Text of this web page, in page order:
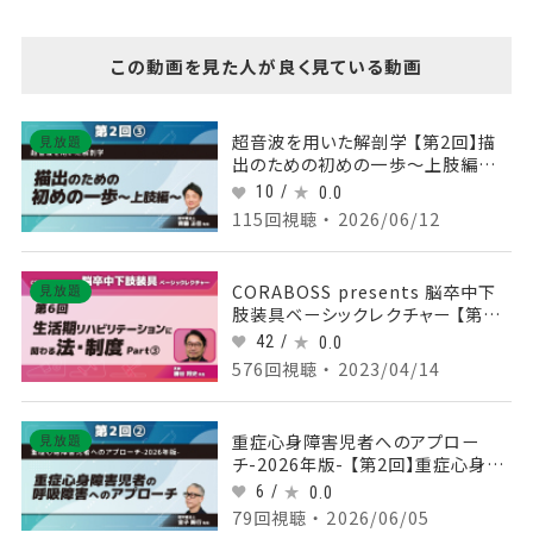
この動画を見た人が良く見ている動画
見放題
超音波を用いた解剖学 【第2回】描
出のための初めの一歩～上肢編～
Part③肩周囲組織の描出 後方
10 / 0.0
115回視聴 ・ 2026/06/12
見放題
CORABOSS presents 脳卒中下
肢装具ベーシックレクチャー 【第6
回】生活期リハビリテーションに関わ
る法・制度 Part③
42 / 0.0
576回視聴 ・ 2023/04/14
見放題
重症心身障害児者へのアプロー
チ-2026年版- 【第2回】重症心身障
害児者の呼吸障害へのアプローチ
Part②胸郭呼吸運動へのアプロー
チ
6 / 0.0
79回視聴 ・ 2026/06/05